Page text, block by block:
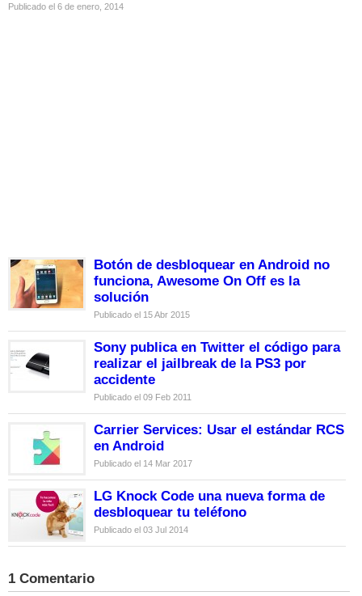
Publicado el 6 de enero, 2014
Botón de desbloquear en Android no
funciona, Awesome On Off es la
solución
Publicado el 15 Abr 2015
Sony publica en Twitter el código para
realizar el jailbreak de la PS3 por
accidente
Publicado el 09 Feb 2011
Carrier Services: Usar el estándar RCS
en Android
Publicado el 14 Mar 2017
LG Knock Code una nueva forma de
desbloquear tu teléfono
Publicado el 03 Jul 2014
1 Comentario